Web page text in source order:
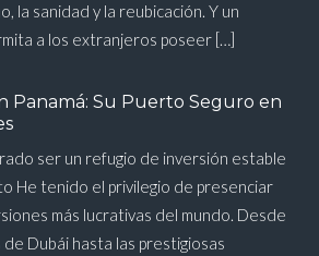
la sanidad y la reubicación. Y un
a los extranjeros poseer […]
Panamá: Su Puerto Seguro en
ser un refugio de inversión estable
He tenido el privilegio de presenciar
más lucrativas del mundo. Desde
de Dubái hasta las prestigiosas